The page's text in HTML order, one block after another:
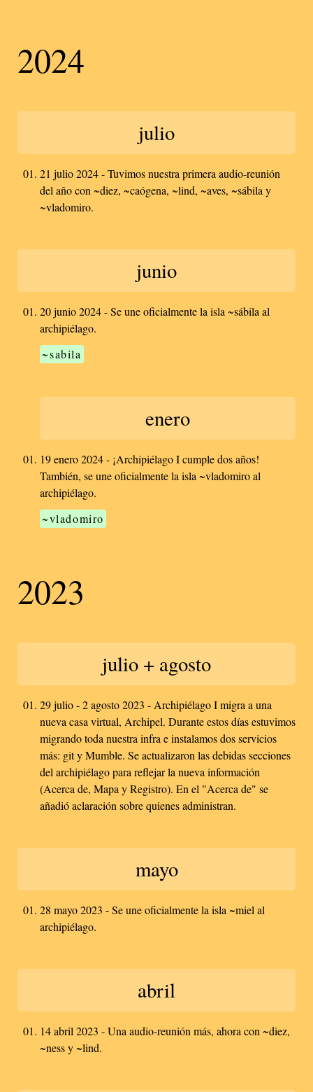
2024
julio
21 julio 2024 - Tuvimos nuestra primera audio-reunión
del año con ~diez, ~caógena, ~lind, ~aves, ~sábila y
~vladomiro.
junio
20 junio 2024 - Se une oficialmente la isla ~sábila al
archipiélago.
~sabila
enero
19 enero 2024 - ¡Archipiélago I cumple dos años!
También, se une oficialmente la isla ~vladomiro al
archipiélago.
~vladomiro
2023
julio + agosto
29 julio - 2 agosto 2023 - Archipiélago I migra a una
nueva casa virtual, Archipel. Durante estos días estuvimos
migrando toda nuestra infra e instalamos dos servicios
más: git y Mumble. Se actualizaron las debidas secciones
del archipiélago para reflejar la nueva información
(Acerca de, Mapa y Registro). En el "Acerca de" se
añadió aclaración sobre quienes administran.
mayo
28 mayo 2023 - Se une oficialmente la isla ~miel al
archipiélago.
abril
14 abril 2023 - Una audio-reunión más, ahora con ~diez,
~ness y ~lind.